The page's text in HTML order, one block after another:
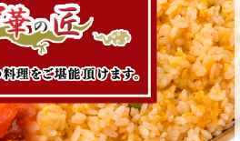
NAGI 温製も楽しむ！小分けピアット・プレ
ミオ